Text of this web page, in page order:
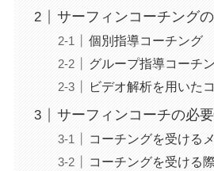
サーフィンコーチング
個別指導コーチング
グループ指導コーチ
ビデオ解析を用いた
サーフィンコーチの必
コーチングを受ける
コーチングを受ける